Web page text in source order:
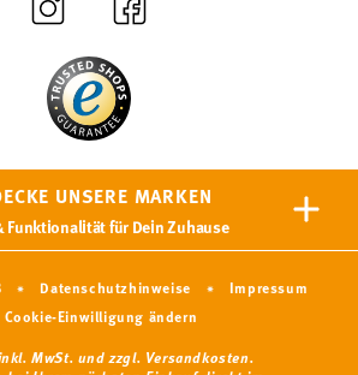
UNSERE MARKEN
Funktionalität für Dein Zuhause
Datenschutzhinweise
Impressum
Cookie-Einwilligung ändern
MwSt. undzzgl. Versandkosten.